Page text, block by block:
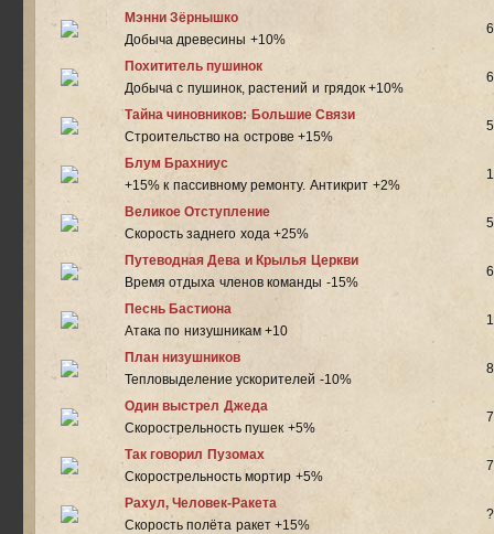
Мэнни Зёрнышко
Добыча древесины +10%
6
Похититель пушинок
Добыча c пушинок, растений и грядок +10%
6
Тайна чиновников: Большие Связи
Строительство на острове +15%
5
Блум Брахниус
+15% к пассивному ремонту. Антикрит +2%
Великое Отступление
Скорость заднего хода +25%
5
Путеводная Дева и Крылья Церкви
Время отдыха членов команды -15%
6
Песнь Бастиона
Атака по низушникам +10
План низушников
Тепловыделение ускорителей -10%
8
Один выстрел Джеда
Скорострельность пушек +5%
7
Так говорил Пузомах
Скорострельность мортир +5%
7
Рахул, Человек-Ракета
Скорость полёта ракет +15%
?